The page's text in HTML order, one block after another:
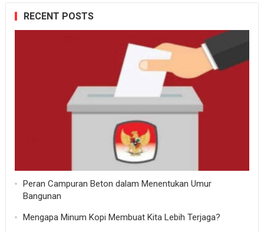
RECENT POSTS
Peran Campuran Beton dalam Menentukan Umur
Bangunan
Mengapa Minum Kopi Membuat Kita Lebih Terjaga?